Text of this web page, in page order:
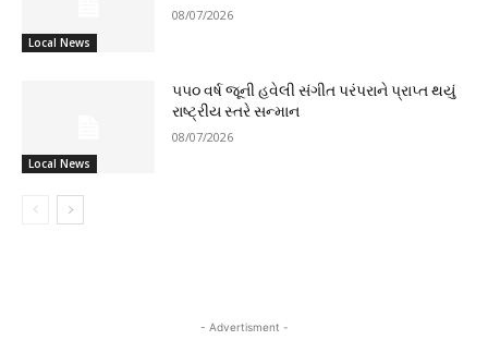
Local News
08/07/2026
Local News
૫૫૦ વર્ષ જૂની હવેલી સંગીત પરંપરાને પ્રાપ્ત થયું
રાષ્ટ્રીય સ્તરે સન્માન
08/07/2026
- Advertisment -